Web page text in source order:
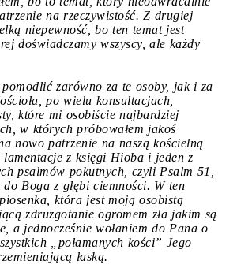
na rzeczywistość. Z drugiej
niepewność, bo ten temat jest
doświadczamy wszyscy, ale każdy
zarówno za te osoby, jak i za
po wielu konsultacjach,
które mi osobiście najbardziej
w których próbowałem jakoś
nowo patrzenie na naszą kościelną
lamentacje z księgi Hioba i jeden z
psalmów pokutnych, czyli Psalm 51,
do Boga z głębi ciemności. W ten
która jest moją osobistą
zdruzgotanie ogromem zła jakim są
a jednocześnie wołaniem do Pana o
„połamanych kości” Jego
łaską.